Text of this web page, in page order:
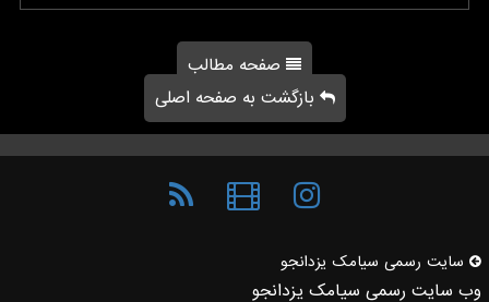
صفحه مطالب
بازگشت به صفحه اصلی
سایت رسمی سیامك یزدانجو
وب سایت رسمی سیامک یزدانجو